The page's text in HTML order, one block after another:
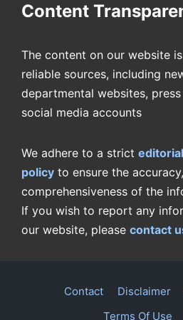
Content
The content on our website
reliable sources, including
departmental websites,
social media accounts
We adhere to a strict editorial
policy to ensure the
comprehensiveness of the
If you wish to report any
our website, please contact
Contact Disclaimer
Terms Of Use